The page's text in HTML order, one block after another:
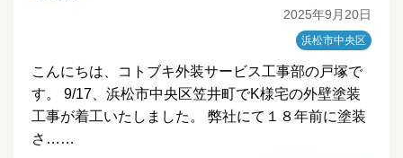
2025年9月20日
浜松市中央区
こんにちは、コトブキ外装サービス工事部の戸塚で
す。 9/17、浜松市中央区笠井町でK様宅の外壁塗装
工事が着工いたしました。 弊社にて１８年前に塗装
さ……